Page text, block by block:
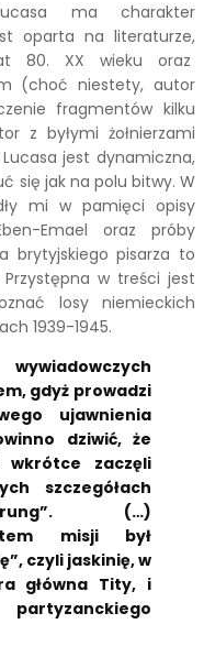
ma charakter
oparta na literaturze,
80. XX wieku oraz
(choć niestety, autor
fragmentów kilku
z byłymi żołnierzami
jest dynamiczna,
się jak na polu bitwy. W
mi w pamięci opisy
Emael oraz próby
brytyjskiego pisarza to
w treści jest
losy niemieckich
1939-1945.
gdyż prowadzi
ujawnienia
dziwić, że
wkrótce zaczęli
szczegółach
(…)
misji był
czyli jaskinię, w
główna Tity, i